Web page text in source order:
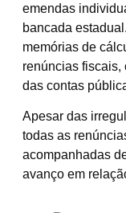
emendas
bancada
memórias de
renúncias fiscais,
das contas
Apesar das
todas as
acompanhadas
avanço em